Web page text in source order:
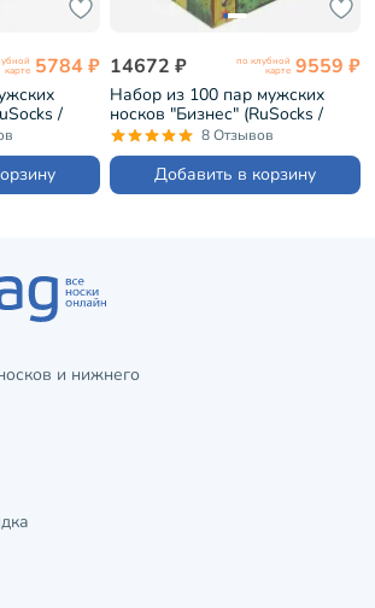
карте 5784 ₽
/
14672 ₽ по клубной
карте 9559 ₽
Набор из 100 пар мужских
носков "Бизнес" (RuSocks /
Орудьевский трикотаж)
черные (РуС-100)
8 Отзывов
Добавить в корзину
и нижнего